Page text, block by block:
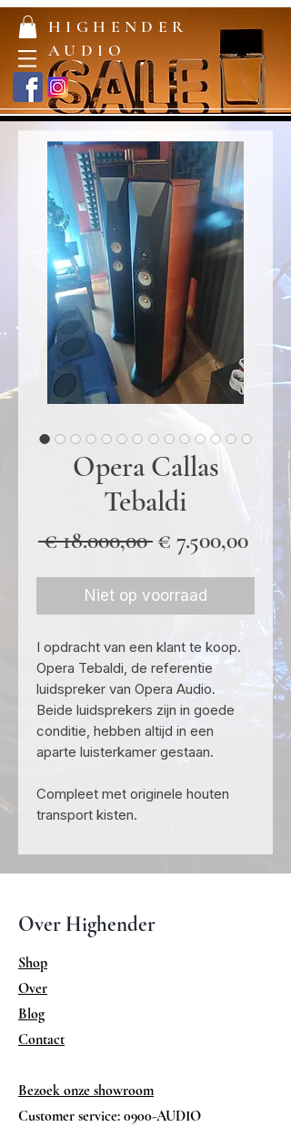
HIGHENDER
AUDIO
Opera Callas
Tebaldi
€ 18.000,00 Normale
€ 7.500,00
Niet op voorraad
I opdracht van een klant te koop.
Opera Tebaldi, de referentie
luidspreker van Opera Audio.
Beide luidsprekers zijn in goede
conditie, hebben altijd in een
aparte luisterkamer gestaan.
Compleet met originele houten
transport kisten.
Over Highender
Shop
Over
Blog
Contact
Bezoek onze showroom
Customer service: 0900-AUDIO